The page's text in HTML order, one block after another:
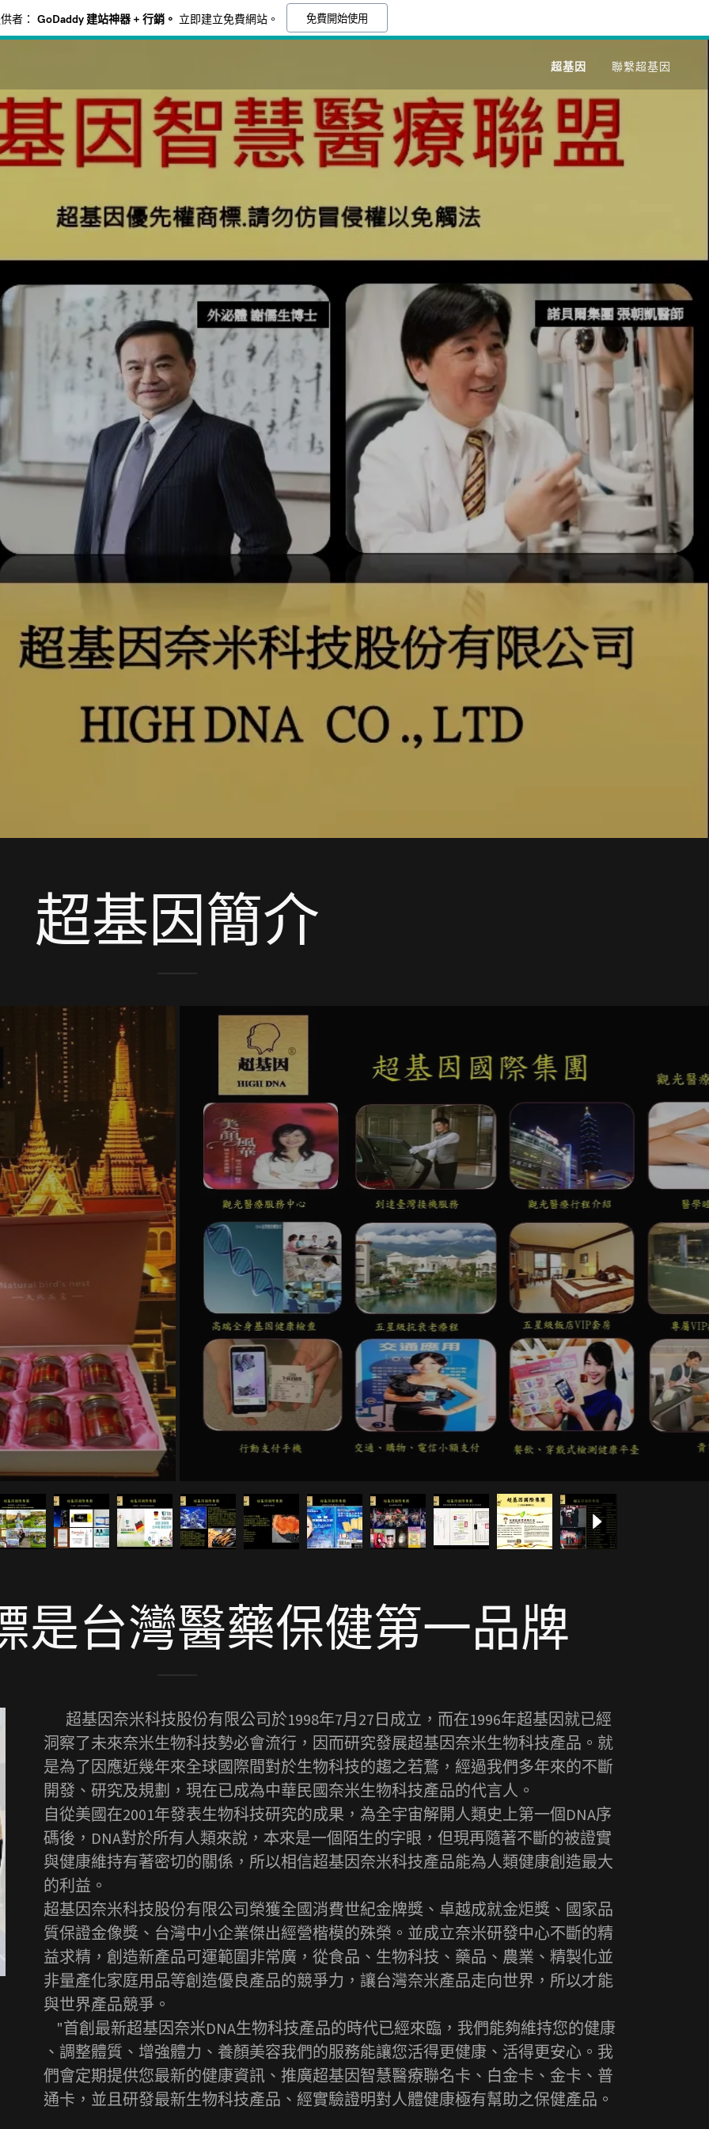
者： GoDaddy 建站神器 + 行銷。 立即建立免費網站。 免費開始使用
超基因 聯繫超基因
超基因簡介
是台灣醫藥保健第一品牌
超基因奈米科技股份有限公司於1998年7月27日成立，而在1996年超基因就已經
洞察了未來奈米生物科技勢必會流行，因而研究發展超基因奈米生物科技產品。就
是為了因應近幾年來全球國際間對於生物科技的趨之若鶩，經過我們多年來的不斷
開發、研究及規劃，現在已成為中華民國奈米生物科技產品的代言人。
自從美國在2001年發表生物科技研究的成果，為全宇宙解開人類史上第一個DNA序
碼後，DNA對於所有人類來說，本來是一個陌生的字眼，但現再隨著不斷的被證實
與健康維持有著密切的關係，所以相信超基因奈米科技產品能為人類健康創造最大
的利益。
超基因奈米科技股份有限公司榮獲全國消費世紀金牌獎、卓越成就金炬獎、國家品
質保證金像獎、台灣中小企業傑出經營楷模的殊榮。並成立奈米研發中心不斷的精
益求精，創造新產品可運範圍非常廣，從食品、生物科技、藥品、農業、精製化並
非量產化家庭用品等創造優良產品的競爭力，讓台灣奈米產品走向世界，所以才能
與世界產品競爭。
"首創最新超基因奈米DNA生物科技產品的時代已經來臨，我們能夠維持您的健康
、調整體質、增強體力、養顏美容我們的服務能讓您活得更健康、活得更安心。我
們會定期提供您最新的健康資訊、推廣超基因智慧醫療聯名卡、白金卡、金卡、普
通卡，並且研發最新生物科技產品、經實驗證明對人體健康極有幫助之保健產品。